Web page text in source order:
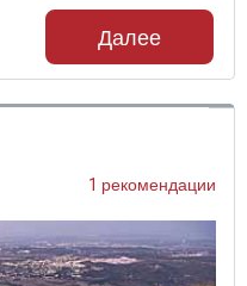
Далее
1 рекомендации